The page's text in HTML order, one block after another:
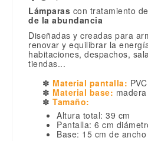
Lámparas con tratamiento
de la abundancia
Diseñadas y creadas para
renovar y equilibrar la
habitaciones, despachos,
tiendas...
✽ Material pantalla:
✽ Material base: madera
✽ Tamaño:
Altura total: 39 cm
Pantalla: 6 cm
Base: 15 cm de ancho